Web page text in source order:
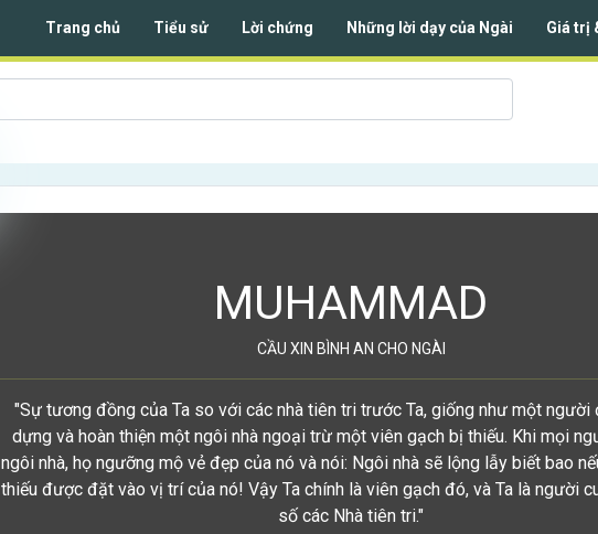
Trang chủ Tiểu sử Lời chứng Những lời dạy của Ngài Giá trị
MUHAMMAD
CẦU XIN BÌNH AN CHO NGÀI
"Sự tương đồng của Ta so với các nhà tiên tri trước Ta, giống như một người
dựng và hoàn thiện một ngôi nhà ngoại trừ một viên gạch bị thiếu. Khi mọi
ngôi nhà, họ ngưỡng mộ vẻ đẹp của nó và nói: Ngôi nhà sẽ lộng lẫy biết bao
thiếu được đặt vào vị trí của nó! Vậy Ta chính là viên gạch đó, và Ta là người
số các Nhà tiên tri."